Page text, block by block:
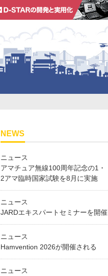
NEWS
ニュース
アマチュア無線100周年記念の1・
2アマ臨時国家試験を8月に実施
ニュース
JARDエキスパートセミナーを開催
ニュース
Hamvention 2026が開催される
ニュース